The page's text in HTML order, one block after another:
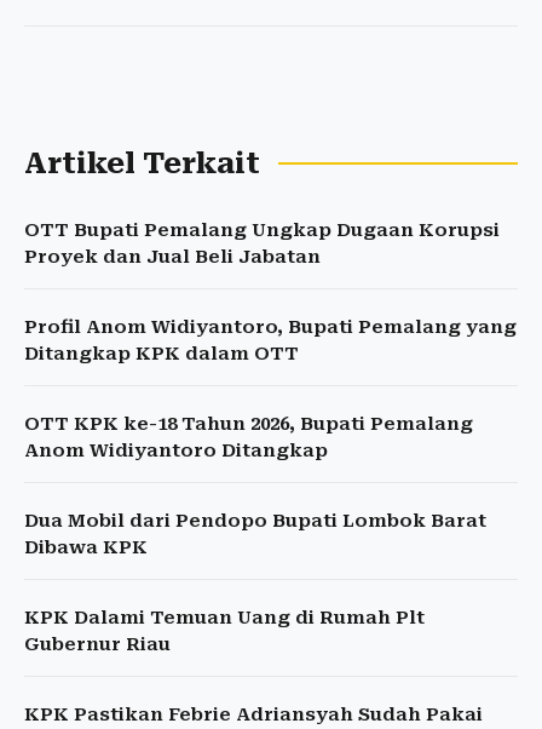
Artikel Terkait
OTT Bupati Pemalang Ungkap Dugaan Korupsi
Proyek dan Jual Beli Jabatan
Profil Anom Widiyantoro, Bupati Pemalang yang
Ditangkap KPK dalam OTT
OTT KPK ke-18 Tahun 2026, Bupati Pemalang
Anom Widiyantoro Ditangkap
Dua Mobil dari Pendopo Bupati Lombok Barat
Dibawa KPK
KPK Dalami Temuan Uang di Rumah Plt
Gubernur Riau
KPK Pastikan Febrie Adriansyah Sudah Pakai